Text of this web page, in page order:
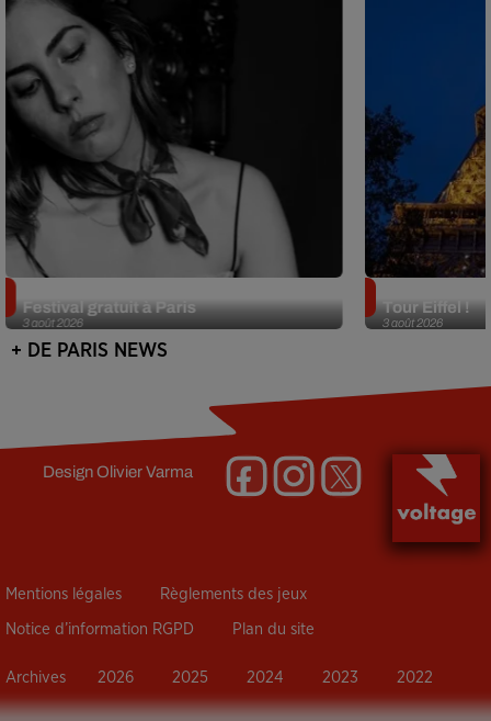
3 août 2026
Festival gratuit à Paris
3 août 2026
Tour Eiffel !
+ DE PARIS NEWS
DesignOlivier Varma
Mentions légales Règlements des jeux
Notice d’information RGPD Plan du site
Archives 2026 2025 2024 2023 2022